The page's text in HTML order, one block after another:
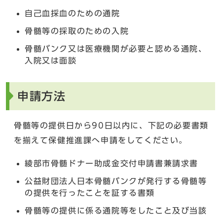
自己血採血のための通院
骨髄等の採取のための入院
骨髄バンク又は医療機関が必要と認める通院、
入院又は面談
申請方法
骨髄等の提供日から90日以内に、下記の必要書類
を揃えて保健推進課へ申請をしてください。
綾部市骨髄ドナー助成金交付申請書兼請求書
公益財団法人日本骨髄バンクが発行する骨髄等
の提供を行ったことを証する書類
骨髄等の提供に係る通院等をしたこと及び当該